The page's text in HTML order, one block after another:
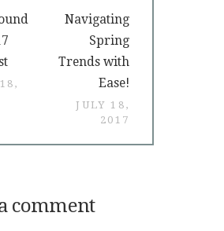
Navigating
Spring
Trends with
Ease!
JULY 18,
2017
comment